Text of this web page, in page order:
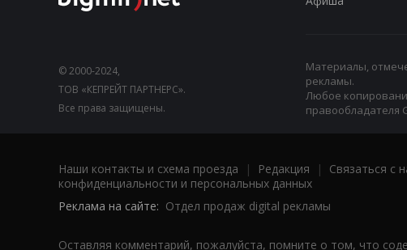
© 2000-2024,
ТОВ «КЕПРЕЙТ ПАРТНЕРС».
Все права защищены.
Материалы,
рекламы.
Любое
правообладателя
Наши контакты и схема проезда | Редакция | Связаться с
конфиденциальности и персональных данных
Реклама на сайте: Отдел продаж digital рекламы
Оставляя комментарий, пожалуйста, помните о том, что